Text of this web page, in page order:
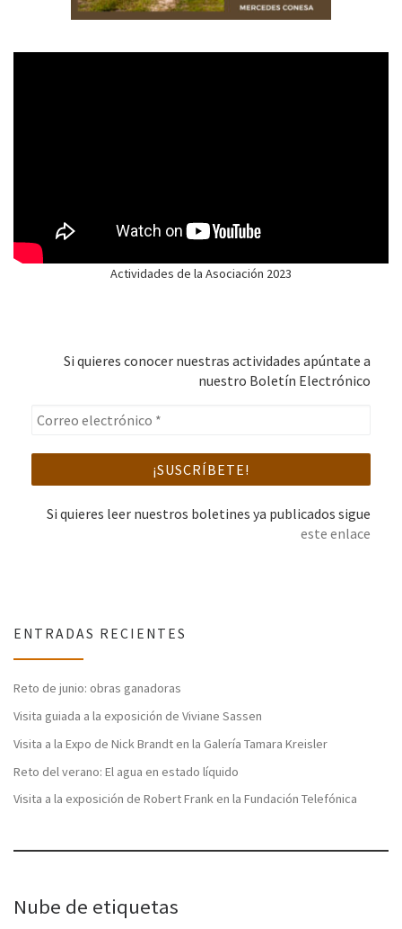
Actividades de la Asociación 2023
Si quieres conocer nuestras actividades apúntate a
nuestro Boletín Electrónico
Si quieres leer nuestros boletines ya publicados sigue
este enlace
ENTRADAS RECIENTES
Reto de junio: obras ganadoras
Visita guiada a la exposición de Viviane Sassen
Visita a la Expo de Nick Brandt en la Galería Tamara Kreisler
Reto del verano: El agua en estado líquido
Visita a la exposición de Robert Frank en la Fundación Telefónica
Nube de etiquetas